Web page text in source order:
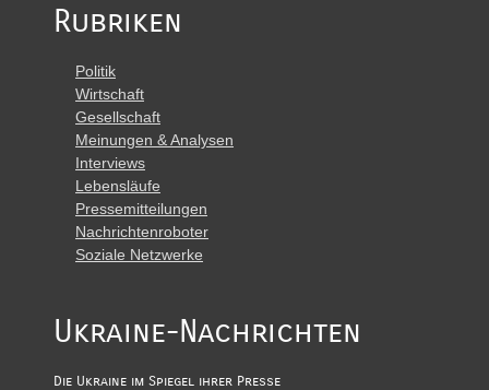
Rubriken
Politik
Wirtschaft
Gesellschaft
Meinungen & Analysen
Interviews
Lebensläufe
Pressemitteilungen
Nachrichtenroboter
Soziale Netzwerke
Ukraine-Nachrichten
Die Ukraine im Spiegel ihrer Presse